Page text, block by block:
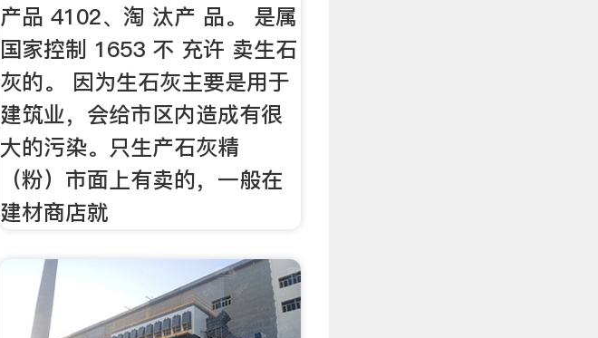
产品 4102、淘 汰产 品。 是属
国家控制 1653 不 充许 卖生石
灰的。 因为生石灰主要是用于
建筑业，会给市区内造成有很
大的污染。只生产石灰精
（粉）市面上有卖的，一般在
建材商店就